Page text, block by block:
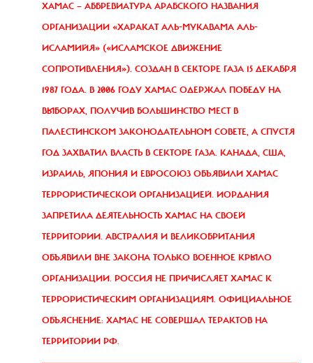
ХАМАС — АББРЕВИАТУРА АРАБСКОГО НАЗВАНИЯ
ОРГАНИЗАЦИИ «ХАРАКАТ АЛЬ-МУКАВАМА АЛЬ-
ИСЛАМИЙЯ» («ИСЛАМСКОЕ ДВИЖЕНИЕ
СОПРОТИВЛЕНИЯ»). СОЗДАН В СЕКТОРЕ ГАЗА 15 ДЕКАБРЯ
1987 ГОДА. В 2006 ГОДУ ХАМАС ОДЕРЖАЛ ПОБЕДУ НА
ВЫБОРАХ, ПОЛУЧИВ БОЛЬШИНСТВО МЕСТ В
ПАЛЕСТИНСКОМ ЗАКОНОДАТЕЛЬНОМ СОВЕТЕ, А СПУСТЯ
ГОД ЗАХВАТИЛ ВЛАСТЬ В СЕКТОРЕ ГАЗА. КАНАДА, США,
ИЗРАИЛЬ, ЯПОНИЯ И ЕВРОСОЮЗ ОБЪЯВИЛИ ХАМАС
ТЕРРОРИСТИЧЕСКОЙ ОРГАНИЗАЦИЕЙ. ИОРДАНИЯ
ЗАПРЕТИЛА ДЕЯТЕЛЬНОСТЬ ХАМАС НА СВОЕЙ
ТЕРРИТОРИИ. АВСТРАЛИЯ И ВЕЛИКОБРИТАНИЯ
ОБЪЯВИЛИ ВНЕ ЗАКОНА ТОЛЬКО ВОЕННОЕ КРЫЛО
ОРГАНИЗАЦИИ. РОССИЯ НЕ ПРИЧИСЛЯЕТ ХАМАС К
ТЕРРОРИСТИЧЕСКИМ ОРГАНИЗАЦИЯМ. ОФИЦИАЛЬНОЕ
ОБЪЯСНЕНИЕ: ХАМАС НЕ СОВЕРШАЛ ТЕРАКТОВ НА
ТЕРРИТОРИИ РФ.